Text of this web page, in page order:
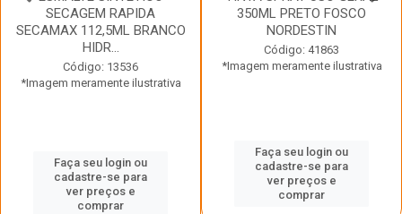
SECAGEM RAPIDA
SECAMAX 112,5ML BRANCO
HIDR...
Código: 13536
*Imagem meramente ilustrativa
Faça seu login ou
cadastre-se para
ver preços e
comprar
350ML PRETO FOSCO
NORDESTIN
Código: 41863
*Imagem meramente ilustrativa
Faça seu login ou
cadastre-se para
ver preços e
comprar